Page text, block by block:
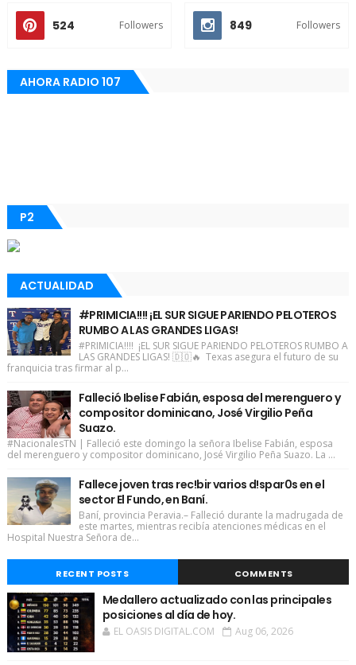
524 Followers 849 Followers
AHORA RADIO 107
P2
ACTUALIDAD
#PRIMICIA!!!! ¡EL SUR SIGUE PARIENDO PELOTEROS
RUMBO A LAS GRANDES LIGAS!
#PRIMICIA!!!! ¡EL SUR SIGUE PARIENDO PELOTEROS RUMBO A
LAS GRANDES LIGAS! 🇩🇴🔥 Texas asegura el futuro de su
franquicia tras firmar al p...
Falleció Ibelise Fabián, esposa del merenguero y
compositor dominicano, José Virgilio Peña
Suazo.
#NacionalesTN | Falleció este domingo la señora Ibelise Fabián, esposa
del merenguero y compositor dominicano, José Virgilio Peña Suazo. La ...
Fallece joven tras rec!bir varios d!spar0s en el
sector El Fundo, en Baní.
Baní, provincia Peravia.– Falleció durante la madrugada de
este martes, mientras recibía atenciones médicas en el
Hospital Nuestra Señora de...
RECENT POSTS COMMENTS
Medallero actualizado con las principales
posiciones al día de hoy.
EL OASIS DIGITAL.COM Aug 06, 2026